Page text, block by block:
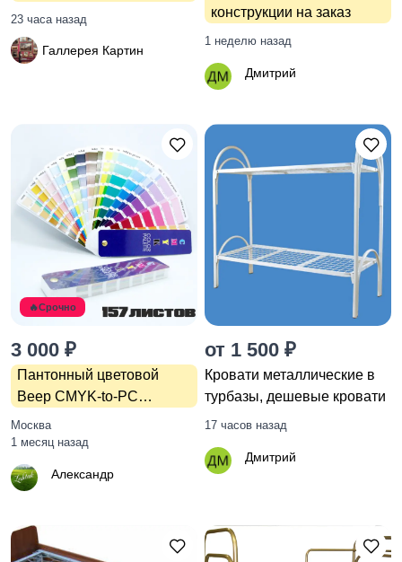
23 часа назад
Галлерея Картин
конструкции на заказ
1 неделю назад
Дмитрий
🔥Срочно
3 000 ₽
Пантонный цветовой
Веер CMYK-to-PC
(PANTONE Color Bridge)
Москва
1 месяц назад
Александр
от 1 500 ₽
Кровати металлические в
турбазы, дешевые кровати
17 часов назад
Дмитрий